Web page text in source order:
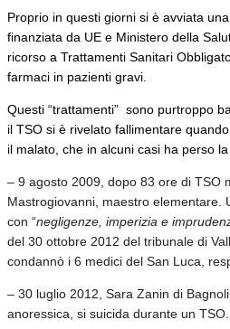
Proprio in questi giorni si è avviata
finanziata da UE e Ministero della
ricorso a Trattamenti Sanitari
farmaci in pazienti gravi.
Questi “trattamenti” sono purtroppo
il TSO si è rivelato fallimentare
il malato, che in alcuni casi ha perso
– 9 agosto 2009, dopo 83 ore di TSO
Mastrogiovanni, maestro elementare.
con “negligenze, imperizia e
del 30 ottobre 2012 del tribunale di
condannò i 6 medici del San Luca,
– 30 luglio 2012, Sara Zanin di
anoressica, si suicida durante un